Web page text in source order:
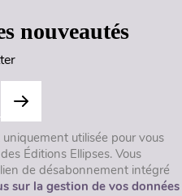
nouveautés
utilisée pour vous
Éditions Ellipses. Vous
de désabonnement intégré
sur la gestion de vos données